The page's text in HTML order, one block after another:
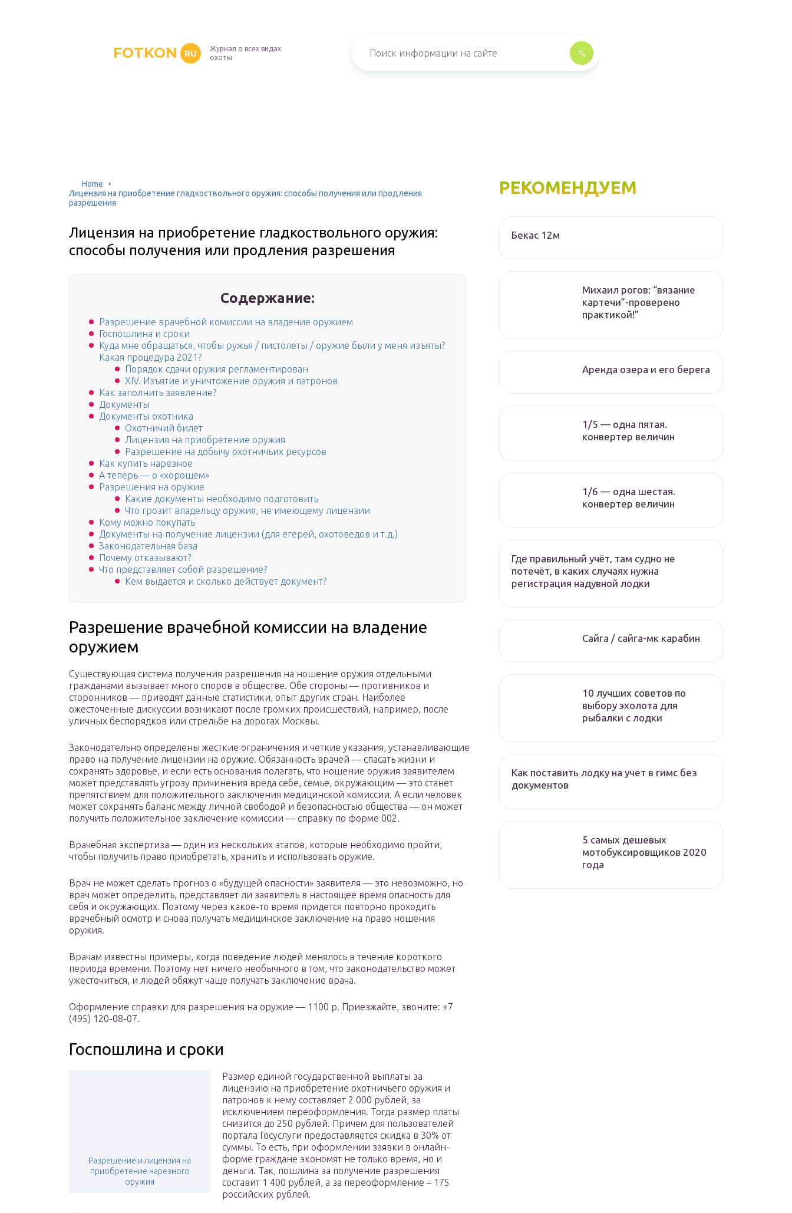
FOTKON RU
Журнал о всех видах
охоты
Home
Лицензия на приобретение гладкоствольного оружия: способы получения или продления
разрешения
Лицензия на приобретение гладкоствольного оружия:
способы получения или продления разрешения
Содержание:
Разрешение врачебной комиссии на владение оружием
Госпошлина и сроки
Куда мне обращаться, чтобы ружья / пистолеты / оружие были у меня изъяты?
Какая процедура 2021?
Порядок сдачи оружия регламентирован
XIV. Изъятие и уничтожение оружия и патронов
Как заполнить заявление?
Документы
Документы охотника
Охотничий билет
Лицензия на приобретение оружия
Разрешение на добычу охотничьих ресурсов
Как купить нарезное
А теперь — о «хорошем»
Разрешения на оружие
Какие документы необходимо подготовить
Что грозит владельцу оружия, не имеющему лицензии
Кому можно покупать
Документы на получение лицензии (для егерей, охотоведов и т.д.)
Законодательная база
Почему отказывают?
Что представляет собой разрешение?
Кем выдается и сколько действует документ?
Разрешение врачебной комиссии на владение
оружием
Существующая система получения разрешения на ношение оружия отдельными
гражданами вызывает много споров в обществе. Обе стороны — противников и
сторонников — приводят данные статистики, опыт других стран. Наиболее
ожесточенные дискуссии возникают после громких происшествий, например, после
уличных беспорядков или стрельбе на дорогах Москвы.
Законодательно определены жесткие ограничения и четкие указания, устанавливающие
право на получение лицензии на оружие. Обязанность врачей — спасать жизни и
сохранять здоровье, и если есть основания полагать, что ношение оружия заявителем
может представлять угрозу причинения вреда себе, семье, окружающим — это станет
препятствием для положительного заключения медицинской комиссии. А если человек
может сохранять баланс между личной свободой и безопасностью общества — он может
получить положительное заключение комиссии — справку по форме 002.
Врачебная экспертиза — один из нескольких этапов, которые необходимо пройти,
чтобы получить право приобретать, хранить и использовать оружие.
Врач не может сделать прогноз о «будущей опасности» заявителя — это невозможно, но
врач может определить, представляет ли заявитель в настоящее время опасность для
себя и окружающих. Поэтому через какое-то время придется повторно проходить
врачебный осмотр и снова получать медицинское заключение на право ношения
оружия.
Врачам известны примеры, когда поведение людей менялось в течение короткого
периода времени. Поэтому нет ничего необычного в том, что законодательство может
ужесточиться, и людей обяжут чаще получать заключение врача.
Оформление справки для разрешения на оружие — 1100 р. Приезжайте, звоните: +7
(495) 120-08-07.
Госпошлина и сроки
Разрешение и лицензия на
приобретение нарезного
оружия
Размер единой государственной выплаты за
лицензию на приобретение охотничьего оружия и
патронов к нему составляет 2 000 рублей, за
исключением переоформления. Тогда размер платы
снизится до 250 рублей. Причем для пользователей
портала Госуслуги предоставляется скидка в 30% от
суммы. То есть, при оформлении заявки в онлайн-
форме граждане экономят не только время, но и
деньги. Так, пошлина за получение разрешения
составит 1 400 рублей, а за переоформление – 175
российских рублей.
РЕКОМЕНДУЕМ
Бекас 12м
Михаил рогов: “вязание
картечи”-проверено
практикой!”
Аренда озера и его берега
1/5 — одна пятая.
конвертер величин
1/6 — одна шестая.
конвертер величин
Где правильный учёт, там судно не
потечёт, в каких случаях нужна
регистрация надувной лодки
Сайга / сайга-мк карабин
10 лучших советов по
выбору эхолота для
рыбалки с лодки
Как поставить лодку на учет в гимс без
документов
5 самых дешевых
мотобуксировщиков 2020
года